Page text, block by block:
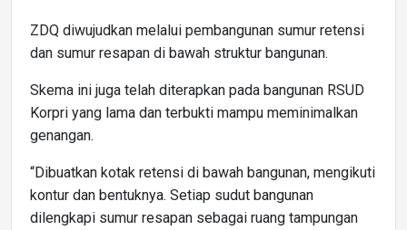
ZDQ diwujudkan melalui pembangunan sumur retensi
dan sumur resapan di bawah struktur bangunan.
Skema ini juga telah diterapkan pada bangunan RSUD
Korpri yang lama dan terbukti mampu meminimalkan
genangan.
“Dibuatkan kotak retensi di bawah bangunan, mengikuti
kontur dan bentuknya. Setiap sudut bangunan
dilengkapi sumur resapan sebagai ruang tampungan